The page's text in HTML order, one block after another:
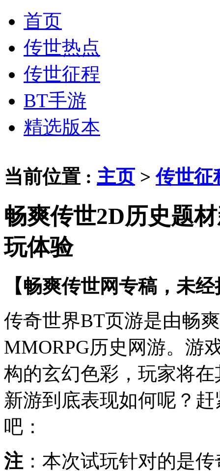
首页
传世热点
传世征程
BT手游
精选版本
当前位置 : 主页 >传世征
畅爽传世2D历史题
玩体验
【畅爽传世网专稿，未
传奇世界BT页游是由畅
MMORPG历史网游。游
构的玄幻色彩，玩家将
新游到底表现如何呢？
吧：
注 ：本次试玩针对的是